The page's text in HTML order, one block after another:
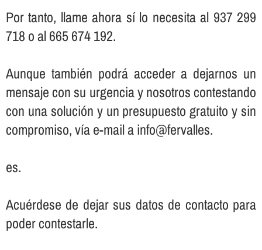
Por tanto, llame ahora sí­ lo necesita al 937 299
718 o al 665 674 192.
Aunque también podrá acceder a dejarnos un
mensaje con su urgencia y nosotros contestando
con una solución y un presupuesto gratuito y sin
compromiso, ví­a e-mail a info@fervalles.
es.
Acuérdese de dejar sus datos de contacto para
poder contestarle.